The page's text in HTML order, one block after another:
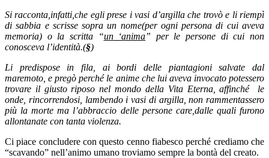
Si racconta,infatti,che egli prese i vasi d’argilla che trovò e li riempì
di sabbia e scrisse sopra un nome(per ogni persona di cui aveva
memoria) o la scritta “un ‘anima” per le persone di cui non
conosceva l’identità.(§)
Li predispose in fila, ai bordi delle piantagioni salvate dal
maremoto, e pregò perché le anime che lui aveva invocato potessero
trovare il giusto riposo nel mondo della Vita Eterna, affinché le
onde, rincorrendosi, lambendo i vasi di argilla, non rammentassero
più la morte ma l’abbraccio delle persone care,dalle quali furono
allontanate con tanta violenza.
Ci piace concludere con questo cenno fiabesco perché crediamo che
“scavando” nell’animo umano troviamo sempre la bontà del creato.